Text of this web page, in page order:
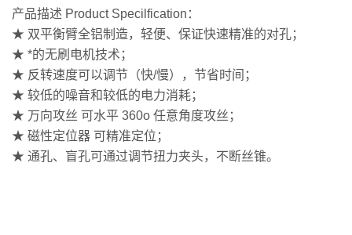
产品描述 Product Specilfication：
★ 双平衡臂全铝制造，轻便、保证快速精准的对孔；
★ *的无刷电机技术；
★ 反转速度可以调节（快/慢），节省时间；
★ 较低的噪音和较低的电力消耗；
★ 万向攻丝 可水平 360o 任意角度攻丝；
★ 磁性定位器 可精准定位；
★ 通孔、盲孔可通过调节扭力夹头，不断丝锥。